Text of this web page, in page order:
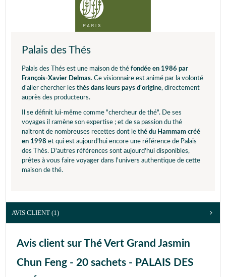
Palais des Thés
Palais des Thés est une maison de thé fondée en 1986 par
François-Xavier Delmas. Ce visionnaire est animé par la volonté
d'aller chercher les thés dans leurs pays d'origine, directement
auprès des producteurs.
Il se définit lui-même comme "chercheur de thé". De ses
voyages il ramène son expertise ; et de sa passion du thé
naitront de nombreuses recettes dont le thé du Hammam créé
en 1998 et qui est aujourd'hui encore une référence de Palais
des Thés. D'autres références sont aujourd'hui disponibles,
prêtes à vous faire voyager dans l'univers authentique de cette
maison de thé.
AVIS CLIENT (1)
Avis client sur Thé Vert Grand Jasmin
Chun Feng - 20 sachets - PALAIS DES